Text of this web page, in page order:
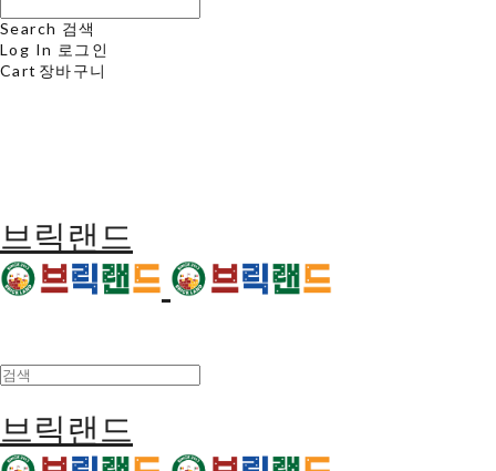
Search 검색
Log In 로그인
Cart 장바구니
브릭랜드
브릭랜드